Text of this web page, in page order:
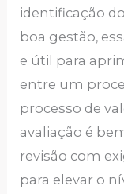
identificação
boa gestão,
e útil para
entre um
processo de
avaliação é
revisão com
para elevar o